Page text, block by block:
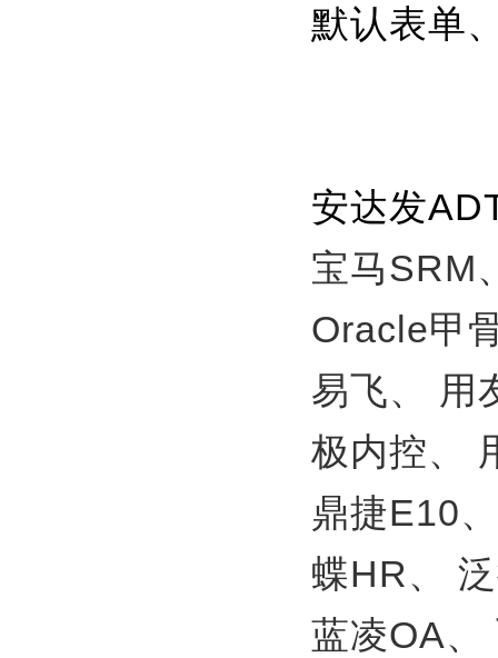
默认表单
安达发
宝马SRM
Oracle甲
易飞、
用
极内控、
鼎捷E10、
蝶HR、
蓝凌OA、